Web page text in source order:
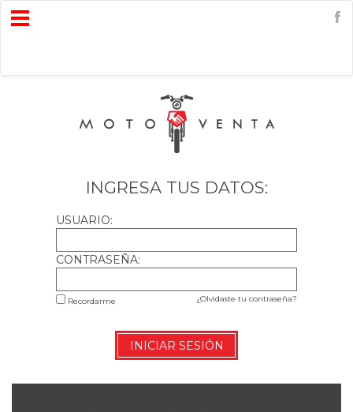
Menu
INGRESA TUS DATOS:
USUARIO:
CONTRASEÑA:
Recordarme ¿Olvidaste tu contraseña?